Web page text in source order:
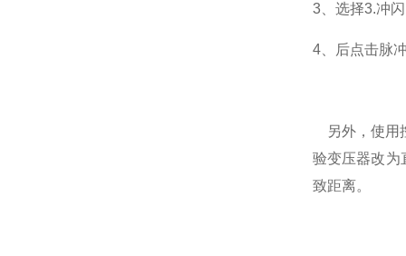
3、选择3.冲
4、后点击脉
另外，使用
验变压器改为
致距离。